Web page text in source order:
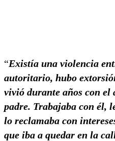
“Existía una violencia
autoritario, hubo
vivió durante años con el
padre. Trabajaba con él,
lo reclamaba con
que iba a quedar en la